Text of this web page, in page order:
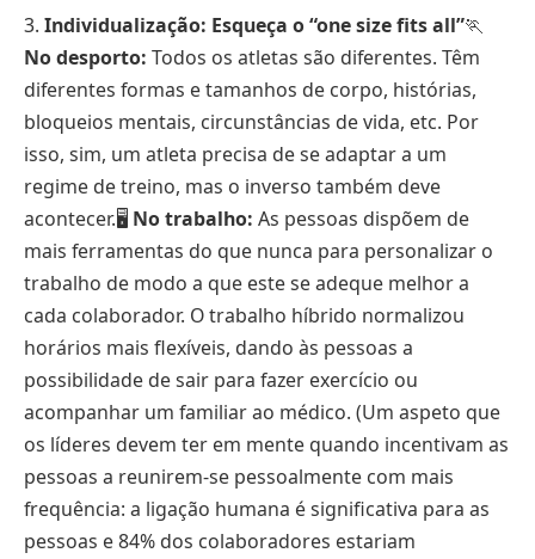
3. Individualização: Esqueça o “one size fits all”🏃
No desporto: Todos os atletas são diferentes. Têm
diferentes formas e tamanhos de corpo, histórias,
bloqueios mentais, circunstâncias de vida, etc. Por
isso, sim, um atleta precisa de se adaptar a um
regime de treino, mas o inverso também deve
acontecer.🖥️ No trabalho: As pessoas dispõem de
mais ferramentas do que nunca para personalizar o
trabalho de modo a que este se adeque melhor a
cada colaborador. O trabalho híbrido normalizou
horários mais flexíveis, dando às pessoas a
possibilidade de sair para fazer exercício ou
acompanhar um familiar ao médico. (Um aspeto que
os líderes devem ter em mente quando incentivam as
pessoas a reunirem-se pessoalmente com mais
frequência: a ligação humana é significativa para as
pessoas e 84% dos colaboradores estariam